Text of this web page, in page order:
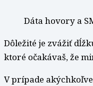
Dáta hovory a
Dôležité je zvážiť
ktoré očakávaš, že
V prípade